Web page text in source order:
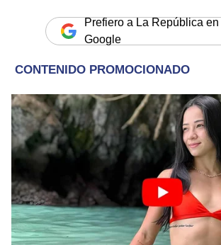
Prefiero a La República en
Google